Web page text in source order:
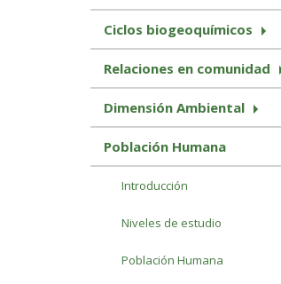
Ciclos biogeoquímicos
Relaciones en comunidad
Dimensión Ambiental
Población Humana
Introducción
Niveles de estudio
Población Humana